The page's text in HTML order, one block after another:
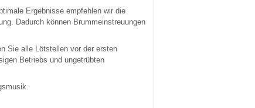
Ergebnisse empfehlen wir die
Dadurch können Brummeinstreuungen
Sie alle Lötstellen vor der ersten
Betriebs und ungetrübten